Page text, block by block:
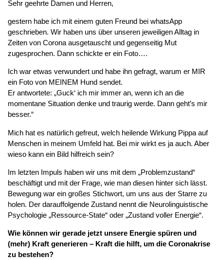
Sehr geehrte Damen und Herren,
gestern habe ich mit einem guten Freund bei whatsApp
geschrieben. Wir haben uns über unseren jeweiligen Alltag in
Zeiten von Corona ausgetauscht und gegenseitig Mut
zugesprochen. Dann schickte er ein Foto….
Ich war etwas verwundert und habe ihn gefragt, warum er MIR
ein Foto von MEINEM Hund sendet.
Er antwortete: „Guck‘ ich mir immer an, wenn ich an die
momentane Situation denke und traurig werde. Dann geht’s mir
besser.“
Mich hat es natürlich gefreut, welch heilende Wirkung Pippa auf
Menschen in meinem Umfeld hat. Bei mir wirkt es ja auch. Aber
wieso kann ein Bild hilfreich sein?
Im letzten Impuls haben wir uns mit dem „Problemzustand“
beschäftigt und mit der Frage, wie man diesen hinter sich lässt.
Bewegung war ein großes Stichwort, um uns aus der Starre zu
holen. Der darauffolgende Zustand nennt die Neurolinguistische
Psychologie „Ressource-State“ oder „Zustand voller Energie“.
Wie können wir gerade jetzt unsere Energie spüren und
(mehr) Kraft generieren – Kraft die hilft, um die Coronakrise
zu bestehen?